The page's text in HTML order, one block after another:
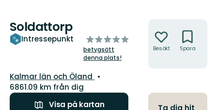
Soldattorp
Intressepunkt
av
5
stjärnor
betygsätt
denna plats!
Län:
Kalmar län och Öland
6861.09 km från dig
Visa på kartan
Besökt Spara
Ta dig hit